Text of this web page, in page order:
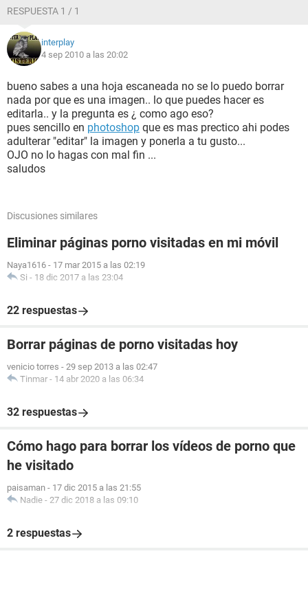
RESPUESTA 1 / 1
interplay
4 sep 2010 a las 20:02
bueno sabes a una hoja escaneada no se lo puedo borrar
nada por que es una imagen.. lo que puedes hacer es
editarla.. y la pregunta es ¿ como ago eso?
pues sencillo en photoshop que es mas prectico ahi podes
adulterar "editar" la imagen y ponerla a tu gusto...
OJO no lo hagas con mal fin ...
saludos
Discusiones similares
Eliminar páginas porno visitadas en mi móvil
Naya1616 - 17 mar 2015 a las 02:19
Si - 18 dic 2017 a las 23:04
22 respuestas
Borrar páginas de porno visitadas hoy
venicio torres - 29 sep 2013 a las 02:47
Tinmar - 14 abr 2020 a las 06:34
32 respuestas
Cómo hago para borrar los vídeos de porno que
he visitado
paisaman - 17 dic 2015 a las 21:55
Nadie - 27 dic 2018 a las 09:10
2 respuestas